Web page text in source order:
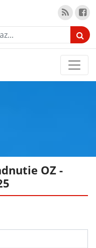
OZ -